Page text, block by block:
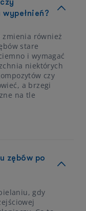
zmienia również
stare
i wymagać
niektórych
czy
a brzegi
na tle
zębów po
gdy